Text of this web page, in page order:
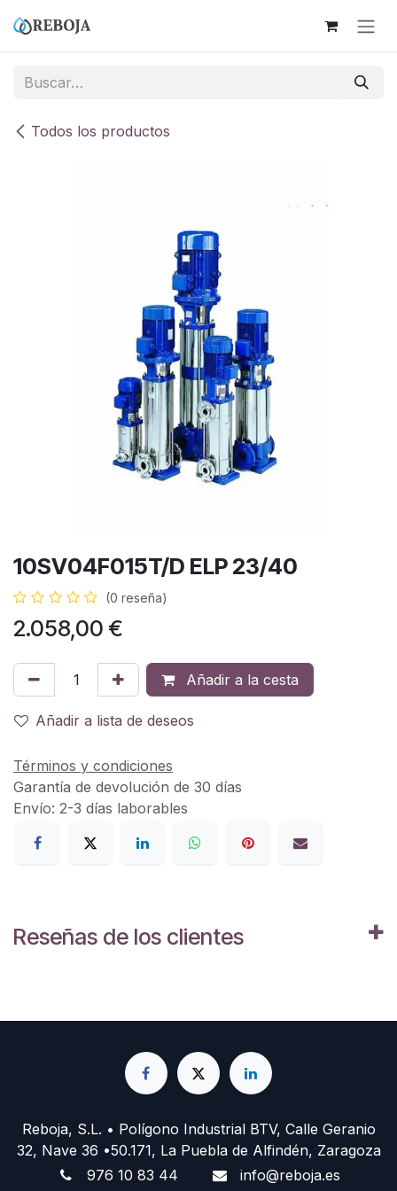
Todos los productos
10SV04F015T/D ELP 23/40
(0 reseña)
2.058,00 €
Añadir a la cesta
Añadir a lista de deseos
Términos y condiciones
Garantía de devolución de 30 días
Envío: 2-3 días laborables
Reseñas de los clientes
Reboja, S.L. • Polígono Industrial BTV, Calle Geranio
32, Nave 36 •50.171, La Puebla de Alfindén, Zaragoza
976 10 83 44
info@reboja.es